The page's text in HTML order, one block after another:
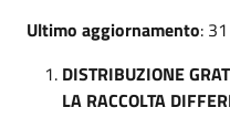
Ultimo aggiornamento:
DISTRIBUZIONE
LA RACCOLTA